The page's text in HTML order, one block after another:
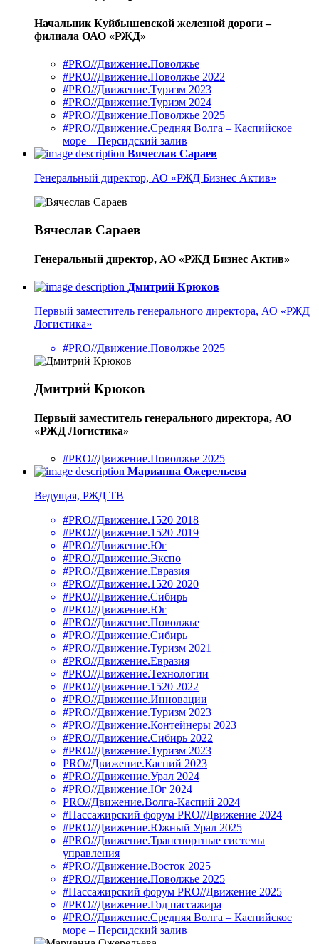
Начальник Куйбышевской железной дороги –
филиала ОАО «РЖД»
#PRO//Движение.Поволжье
#PRO//Движение.Поволжье 2022
#PRO//Движение.Туризм 2023
#PRO//Движение.Туризм 2024
#PRO//Движение.Поволжье 2025
#PRO//Движение.Средняя Волга – Каспийское
море – Персидский залив
Вячеслав Сараев
Генеральный директор, АО «РЖД Бизнес Актив»
Вячеслав Сараев
Генеральный директор, АО «РЖД Бизнес Актив»
Дмитрий Крюков
Первый заместитель генерального директора, АО «РЖД
Логистика»
#PRO//Движение.Поволжье 2025
Дмитрий Крюков
Первый заместитель генерального директора, АО
«РЖД Логистика»
#PRO//Движение.Поволжье 2025
Марианна Ожерельева
Ведущая, РЖД ТВ
#PRO//Движение.1520 2018
#PRO//Движение.1520 2019
#PRO//Движение.Юг
#PRO//Движение.Экспо
#PRO//Движение.Евразия
#PRO//Движение.1520 2020
#PRO//Движение.Сибирь
#PRO//Движение.Юг
#PRO//Движение.Поволжье
#PRO//Движение.Сибирь
#PRO//Движение.Туризм 2021
#PRO//Движение.Евразия
#PRO//Движение.Технологии
#PRO//Движение.1520 2022
#PRO//Движение.Инновации
#PRO//Движение.Туризм 2023
#PRO//Движение.Контейнеры 2023
#PRO//Движение.Сибирь 2022
#PRO//Движение.Туризм 2023
PRO//Движение.Каспий 2023
#PRO//Движение.Урал 2024
#PRO//Движение.Юг 2024
PRO//Движение.Волга-Каспий 2024
#Пассажирский форум PRO//Движение 2024
#PRO//Движение.Южный Урал 2025
#PRO//Движение.Транспортные системы
управления
#PRO//Движение.Восток 2025
#PRO//Движение.Поволжье 2025
#Пассажирский форум PRO//Движение 2025
#PRO//Движение.Год пассажира
#PRO//Движение.Средняя Волга – Каспийское
море – Персидский залив